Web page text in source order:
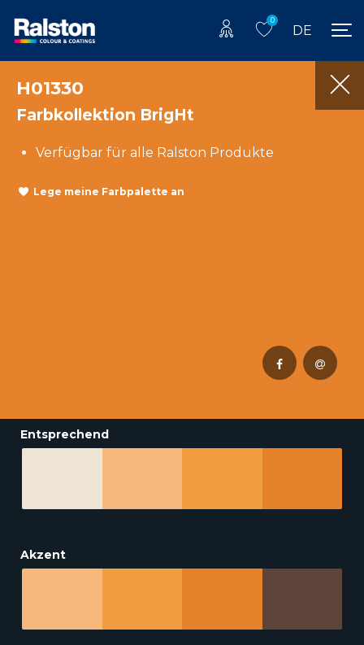
0
DE
H01330
Farbkollektion BrigHt
Verfügbar für alle Ralston Produkte
Lege meine Farbpalette an
Entsprechend
Akzent